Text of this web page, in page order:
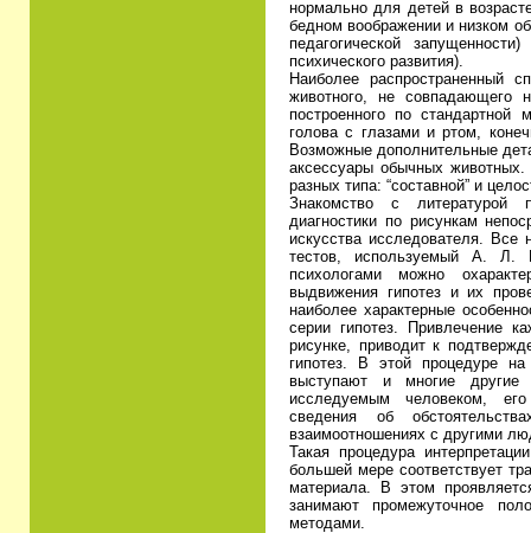
нормально для детей в
бедном воображении и низком
педагогической
психического развития).
Наиболее распространенный
животного, не
построенного по стандартной
голова с глазами и ртом,
Возможные дополнительные
аксессуары обычных
разных типа: “составной” и
Знакомство с литературой
диагностики по рисункам
искусства исследователя. Все
тестов, используемый А. Л.
психологами можно
выдвижения гипотез и их
наиболее характерные
серии гипотез. Привлечение
рисунке, приводит к
гипотез. В этой процедуре
выступают и многие
исследуемым человеком,
сведения об
взаимоотношениях с другими
Такая процедура
большей мере соответствует
материала. В этом
занимают промежуточное
методами.